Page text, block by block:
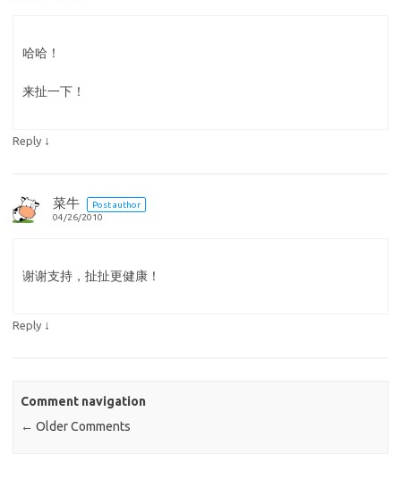
哈哈！
来扯一下！
Reply ↓
菜牛
Post author
04/26/2010
谢谢支持，扯扯更健康！
Reply ↓
Comment navigation
← Older Comments